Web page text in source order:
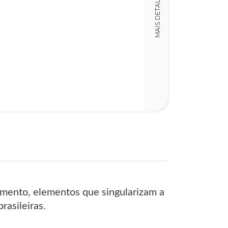
MAIS DETALHES
elementos que singularizam a